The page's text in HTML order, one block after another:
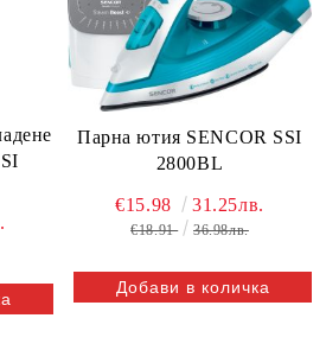
Парна ютия SENCOR SSI
2800BL
€15.98 31.25лв.
€18.91 36.98лв.